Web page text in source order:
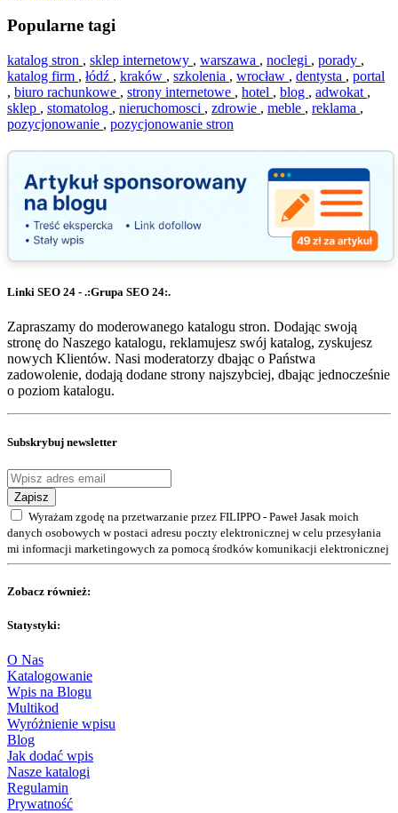
Popularne tagi
katalog stron , sklep internetowy , warszawa , noclegi , porady ,
katalog firm , łódź , kraków , szkolenia , wrocław , dentysta , portal
, biuro rachunkowe , strony internetowe , hotel , blog , adwokat ,
sklep , stomatolog , nieruchomosci , zdrowie , meble , reklama ,
pozycjonowanie , pozycjonowanie stron
Linki SEO 24 - .:Grupa SEO 24:.
Zapraszamy do moderowanego katalogu stron. Dodając swoją
stronę do Naszego katalogu, reklamujesz swój katalog, zyskujesz
nowych Klientów. Nasi moderatorzy dbając o Państwa
zadowolenie, dodają dodane strony najszybciej, dbając jednocześnie
o poziom katalogu.
Subskrybuj newsletter
Zapisz
Wyrażam zgodę na przetwarzanie przez FILIPPO - Paweł Jasak moich
danych osobowych w postaci adresu poczty elektronicznej w celu przesyłania
mi informacji marketingowych za pomocą środków komunikacji elektronicznej
Zobacz również:
Statystyki:
O Nas
Katalogowanie
Wpis na Blogu
Multikod
Wyróżnienie wpisu
Blog
Jak dodać wpis
Nasze katalogi
Regulamin
Prywatność